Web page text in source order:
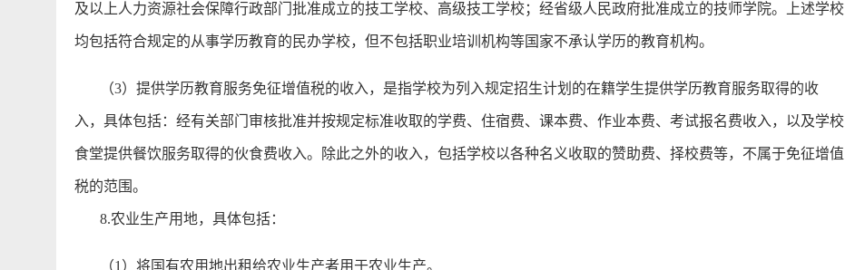
及以上人力资源社会保障行政部门批准成立的技工学校、高级技工学校；经省级人民政府批准成立的技师学院。上述学校
均包括符合规定的从事学历教育的民办学校，但不包括职业培训机构等国家不承认学历的教育机构。
（3）提供学历教育服务免征增值税的收入，是指学校为列入规定招生计划的在籍学生提供学历教育服务取得的收
入，具体包括：经有关部门审核批准并按规定标准收取的学费、住宿费、课本费、作业本费、考试报名费收入，以及学校
食堂提供餐饮服务取得的伙食费收入。除此之外的收入，包括学校以各种名义收取的赞助费、择校费等，不属于免征增值
税的范围。
8.农业生产用地，具体包括：
（1）将国有农用地出租给农业生产者用于农业生产。